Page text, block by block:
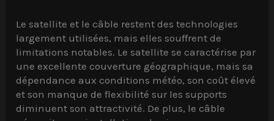
Le satellite et le câble restent des technologies
largement utilisées, mais elles souffrent de
limitations notables. Le satellite se caractérise par
une excellente couverture géographique, mais sa
dépendance aux conditions météo, son coût élevé
et son manque de flexibilité sur les supports
diminuent son attractivité. De plus, le câble